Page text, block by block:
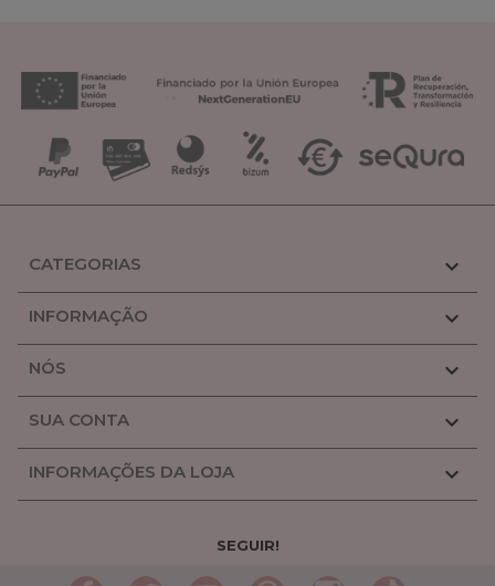
CATEGORIAS 
INFORMAÇÃO 
NÓS 
SUA CONTA 
INFORMAÇÕES DA LOJA 
SEGUIR!